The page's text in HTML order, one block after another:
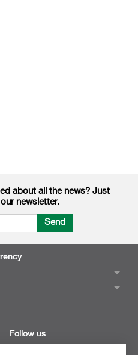
about all the news? Just
newsletter.
Send
Follow us